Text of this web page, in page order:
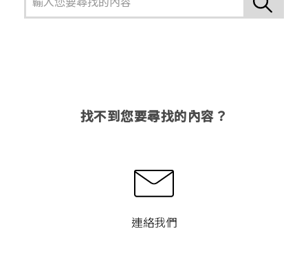
找不到您要尋找的內容？
連絡我們